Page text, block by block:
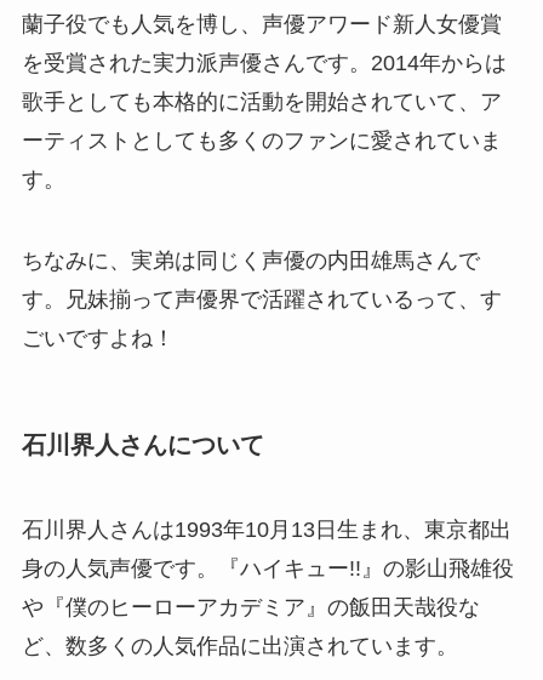
蘭子役でも人気を博し、声優アワード新人女優賞
を受賞された実力派声優さんです。2014年からは
歌手としても本格的に活動を開始されていて、ア
ーティストとしても多くのファンに愛されていま
す。
ちなみに、実弟は同じく声優の内田雄馬さんで
す。兄妹揃って声優界で活躍されているって、す
ごいですよね！
石川界人さんについて
石川界人さんは1993年10月13日生まれ、東京都出
身の人気声優です。『ハイキュー!!』の影山飛雄役
や『僕のヒーローアカデミア』の飯田天哉役な
ど、数多くの人気作品に出演されています。